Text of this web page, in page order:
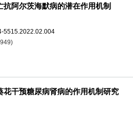
阿尔茨海默病的潜在作用机制
5515.2022.02.004
)
干预糖尿病肾病的作用机制研究